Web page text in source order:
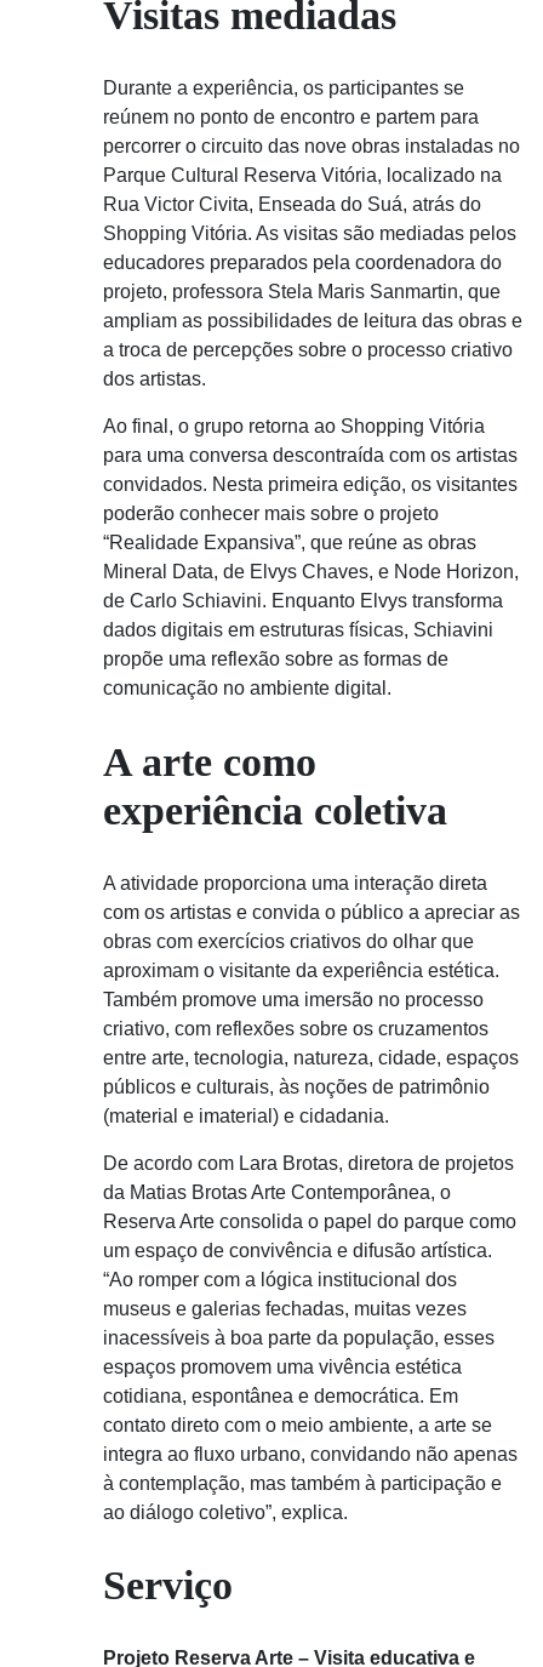
Visitas mediadas
Durante a experiência, os participantes se
reúnem no ponto de encontro e partem para
percorrer o circuito das nove obras instaladas no
Parque Cultural Reserva Vitória, localizado na
Rua Victor Civita, Enseada do Suá, atrás do
Shopping Vitória. As visitas são mediadas pelos
educadores preparados pela coordenadora do
projeto, professora Stela Maris Sanmartin, que
ampliam as possibilidades de leitura das obras e
a troca de percepções sobre o processo criativo
dos artistas.
Ao final, o grupo retorna ao Shopping Vitória
para uma conversa descontraída com os artistas
convidados. Nesta primeira edição, os visitantes
poderão conhecer mais sobre o projeto
“Realidade Expansiva”, que reúne as obras
Mineral Data, de Elvys Chaves, e Node Horizon,
de Carlo Schiavini. Enquanto Elvys transforma
dados digitais em estruturas físicas, Schiavini
propõe uma reflexão sobre as formas de
comunicação no ambiente digital.
A arte como
experiência coletiva
A atividade proporciona uma interação direta
com os artistas e convida o público a apreciar as
obras com exercícios criativos do olhar que
aproximam o visitante da experiência estética.
Também promove uma imersão no processo
criativo, com reflexões sobre os cruzamentos
entre arte, tecnologia, natureza, cidade, espaços
públicos e culturais, às noções de patrimônio
(material e imaterial) e cidadania.
De acordo com Lara Brotas, diretora de projetos
da Matias Brotas Arte Contemporânea, o
Reserva Arte consolida o papel do parque como
um espaço de convivência e difusão artística.
“Ao romper com a lógica institucional dos
museus e galerias fechadas, muitas vezes
inacessíveis à boa parte da população, esses
espaços promovem uma vivência estética
cotidiana, espontânea e democrática. Em
contato direto com o meio ambiente, a arte se
integra ao fluxo urbano, convidando não apenas
à contemplação, mas também à participação e
ao diálogo coletivo”, explica.
Serviço
Projeto Reserva Arte – Visita educativa e